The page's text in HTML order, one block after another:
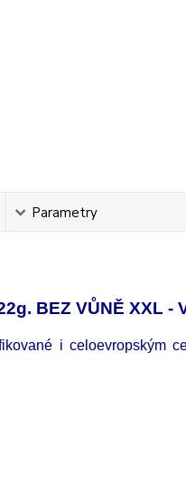
Parametry
BEZ VŮNĚ XXL -
i celoevropským